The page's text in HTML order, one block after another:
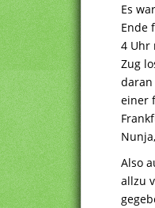
Es
Ende
4 Uhr
Zug
daran
einer
Also
allzu